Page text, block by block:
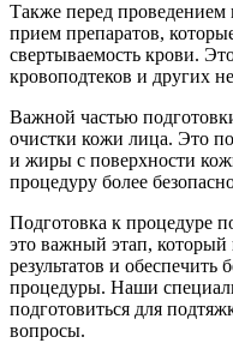
Также перед
прием препаратов,
свертываемость крови.
кровоподтеков и других
Важной частью
очистки кожи лица. Это
и жиры с поверхности
процедуру более
Подготовка к процедуре
это важный этап,
результатов и обеспечить
процедуры. Наши
подготовиться для
вопросы.